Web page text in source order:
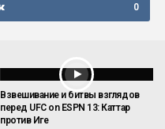
0
Взвешивание и битвы взглядов
перед UFC on ESPN 13: Каттар
против Иге